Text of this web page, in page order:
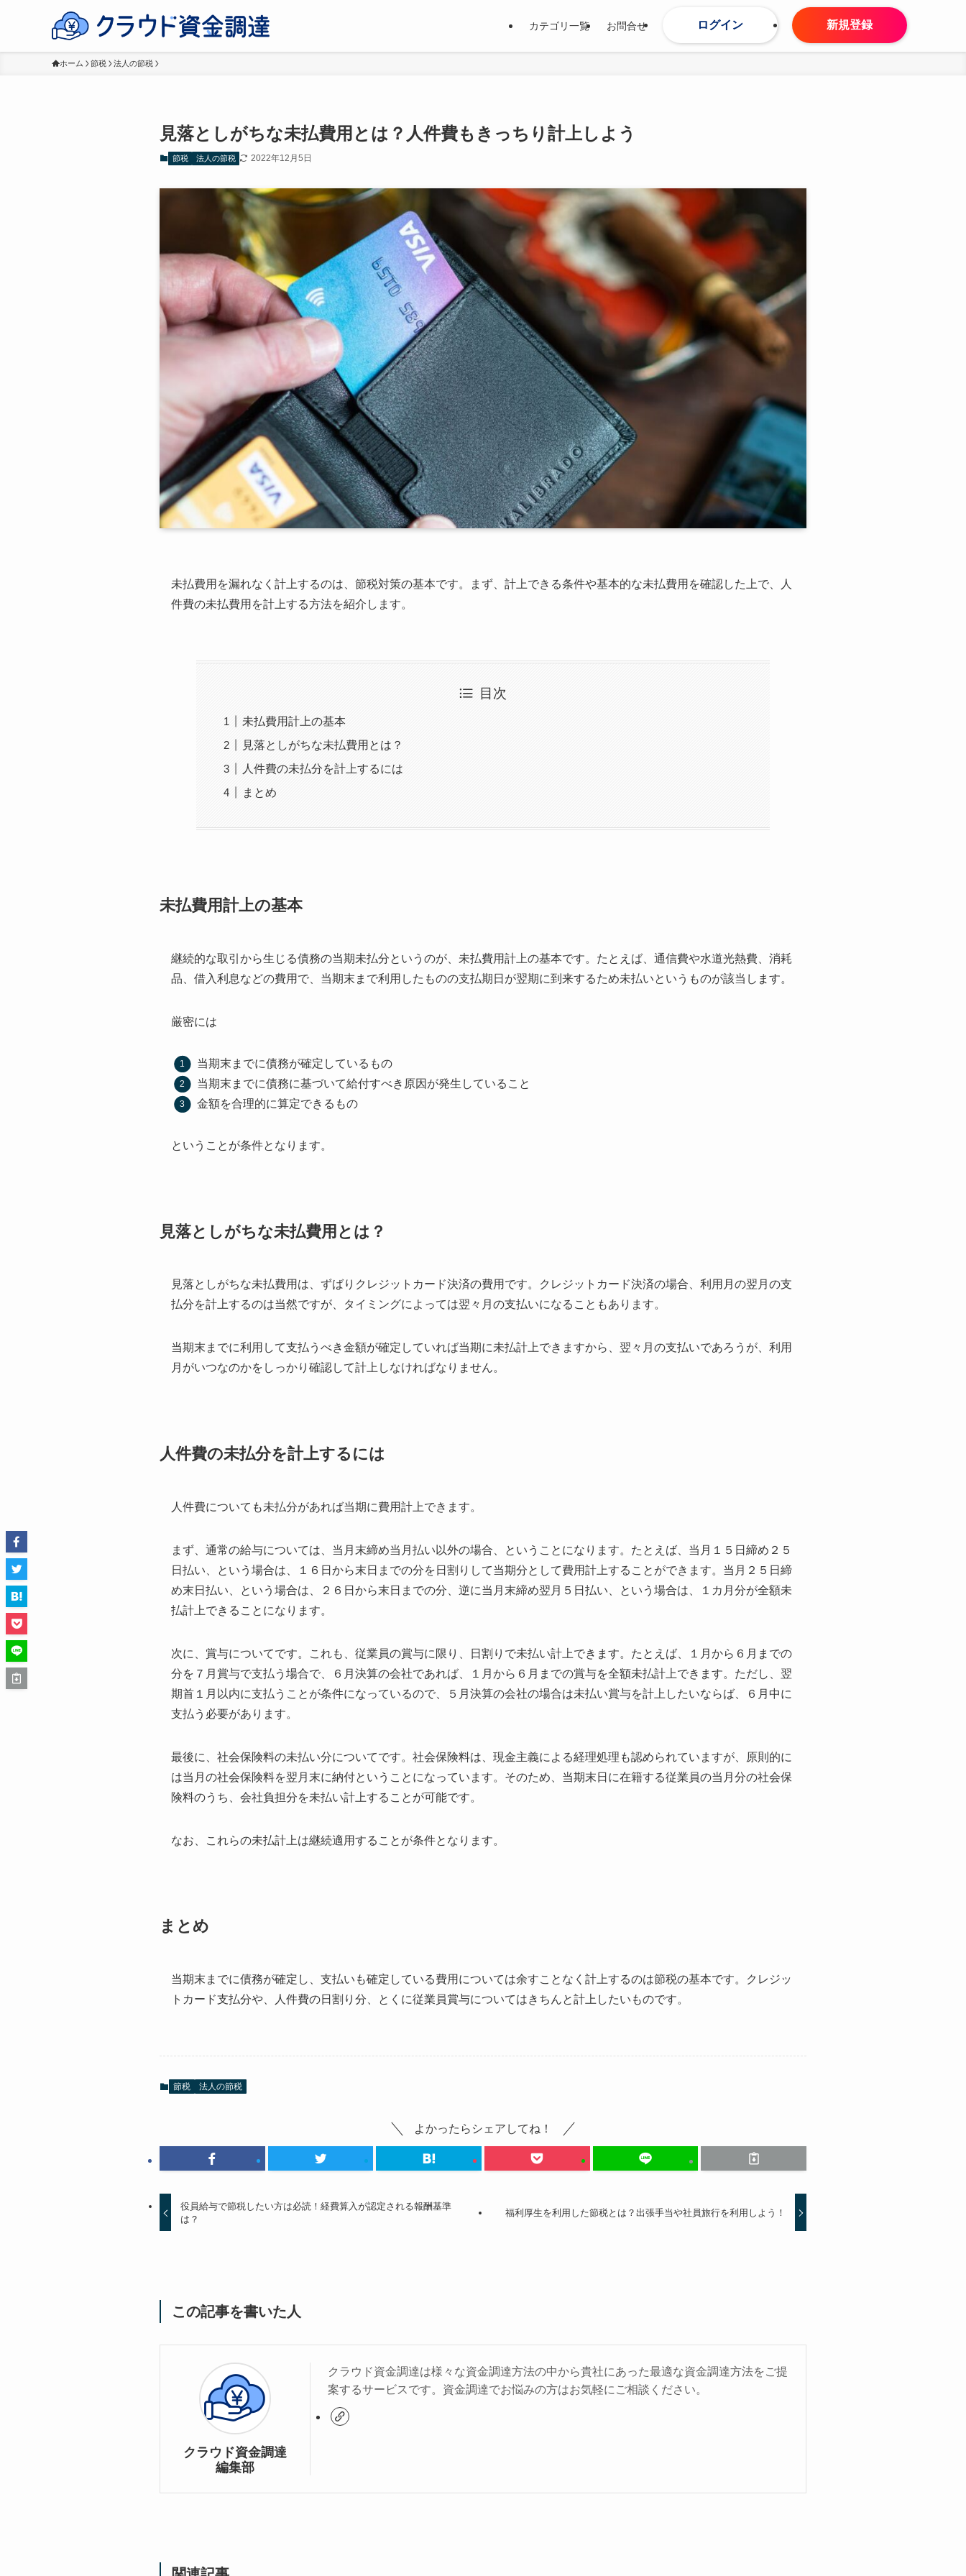
カテゴリ一覧 お問合せ ログイン 新規登録
ホーム 節税 法人の節税
見落としがちな未払費用とは？人件費もきっちり計上しよう
節税 法人の節税 2022年12月5日
未払費用を漏れなく計上するのは、節税対策の基本です。まず、計上できる条件や基本的な未払費用を確認した上で、人
件費の未払費用を計上する方法を紹介します。
目次
未払費用計上の基本
見落としがちな未払費用とは？
人件費の未払分を計上するには
まとめ
未払費用計上の基本
継続的な取引から生じる債務の当期未払分というのが、未払費用計上の基本です。たとえば、通信費や水道光熱費、消耗
品、借入利息などの費用で、当期末まで利用したものの支払期日が翌期に到来するため未払いというものが該当します。
厳密には
当期末までに債務が確定しているもの
当期末までに債務に基づいて給付すべき原因が発生していること
金額を合理的に算定できるもの
ということが条件となります。
見落としがちな未払費用とは？
見落としがちな未払費用は、ずばりクレジットカード決済の費用です。クレジットカード決済の場合、利用月の翌月の支
払分を計上するのは当然ですが、タイミングによっては翌々月の支払いになることもあります。
当期末までに利用して支払うべき金額が確定していれば当期に未払計上できますから、翌々月の支払いであろうが、利用
月がいつなのかをしっかり確認して計上しなければなりません。
人件費の未払分を計上するには
人件費についても未払分があれば当期に費用計上できます。
まず、通常の給与については、当月末締め当月払い以外の場合、ということになります。たとえば、当月１５日締め２５
日払い、という場合は、１６日から末日までの分を日割りして当期分として費用計上することができます。当月２５日締
め末日払い、という場合は、２６日から末日までの分、逆に当月末締め翌月５日払い、という場合は、１カ月分が全額未
払計上できることになります。
次に、賞与についてです。これも、従業員の賞与に限り、日割りで未払い計上できます。たとえば、１月から６月までの
分を７月賞与で支払う場合で、６月決算の会社であれば、１月から６月までの賞与を全額未払計上できます。ただし、翌
期首１月以内に支払うことが条件になっているので、５月決算の会社の場合は未払い賞与を計上したいならば、６月中に
支払う必要があります。
最後に、社会保険料の未払い分についてです。社会保険料は、現金主義による経理処理も認められていますが、原則的に
は当月の社会保険料を翌月末に納付ということになっています。そのため、当期末日に在籍する従業員の当月分の社会保
険料のうち、会社負担分を未払い計上することが可能です。
なお、これらの未払計上は継続適用することが条件となります。
まとめ
当期末までに債務が確定し、支払いも確定している費用については余すことなく計上するのは節税の基本です。クレジッ
トカード支払分や、人件費の日割り分、とくに従業員賞与についてはきちんと計上したいものです。
節税 法人の節税
よかったらシェアしてね！
役員給与で節税したい方は必読！経費算入が認定される報酬基準
は？
福利厚生を利用した節税とは？出張手当や社員旅行を利用しよう！
この記事を書いた人
クラウド資金調達
編集部
クラウド資金調達は様々な資金調達方法の中から貴社にあった最適な資金調達方法をご提
案するサービスです。資金調達でお悩みの方はお気軽にご相談ください。